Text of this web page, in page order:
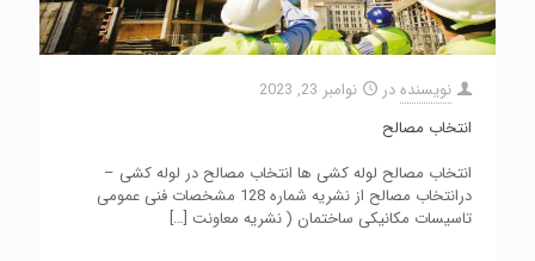
نویسندهدر
نوامبر 23, 2023
انتخاب مصالح
انتخاب مصالح لوله کشی ها انتخاب مصالح در لوله کشی –
درانتخاب مصالح از نشریه شماره 128 مشخصات فنی عمومی
تاسیسات مکانیکی ساختمان ( نشریه معاونت […]